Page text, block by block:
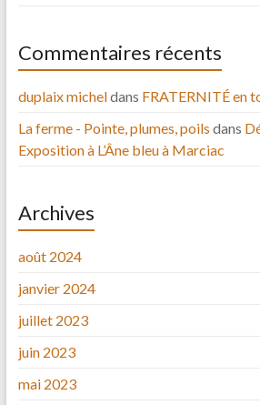
Commentaires récents
duplaix micheldans FRATERNITÉ en
La ferme - Pointe, plumes, poils dans
Exposition à L’Âne bleu à Marciac
Archives
août 2024
janvier 2024
juillet 2023
juin 2023
mai 2023